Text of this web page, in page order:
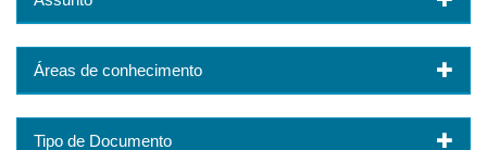
Áreas de conhecimento
Tipo de Documento